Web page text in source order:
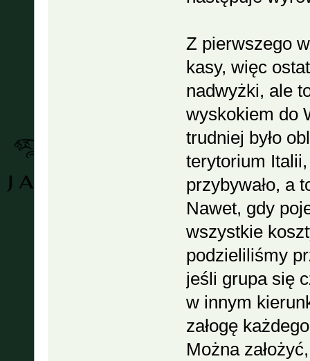
Z pierwszego
kasy, więc
nadwyżki, ale
wyskokiem do
trudniej było
terytorium
przybywało, a
Nawet, gdy
wszystkie
podzieliliśmy
jeśli grupa się
w innym
załogę
Można